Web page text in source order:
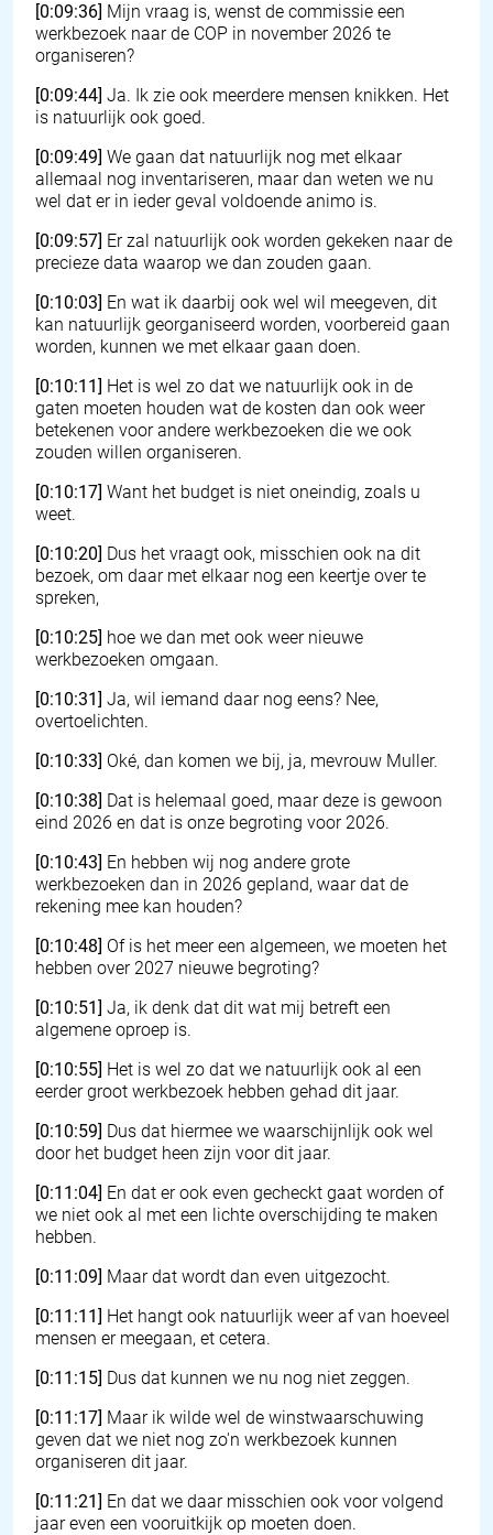
[0:09:36] Mijn vraag is, wenst de commissie een
werkbezoek naar de COP in november 2026 te
organiseren?
[0:09:44] Ja. Ik zie ook meerdere mensen knikken. Het
is natuurlijk ook goed.
[0:09:49] We gaan dat natuurlijk nog met elkaar
allemaal nog inventariseren, maar dan weten we nu
wel dat er in ieder geval voldoende animo is.
[0:09:57] Er zal natuurlijk ook worden gekeken naar de
precieze data waarop we dan zouden gaan.
[0:10:03] En wat ik daarbij ook wel wil meegeven, dit
kan natuurlijk georganiseerd worden, voorbereid gaan
worden, kunnen we met elkaar gaan doen.
[0:10:11] Het is wel zo dat we natuurlijk ook in de
gaten moeten houden wat de kosten dan ook weer
betekenen voor andere werkbezoeken die we ook
zouden willen organiseren.
[0:10:17] Want het budget is niet oneindig, zoals u
weet.
[0:10:20] Dus het vraagt ook, misschien ook na dit
bezoek, om daar met elkaar nog een keertje over te
spreken,
[0:10:25] hoe we dan met ook weer nieuwe
werkbezoeken omgaan.
[0:10:31] Ja, wil iemand daar nog eens? Nee,
overtoelichten.
[0:10:33] Oké, dan komen we bij, ja, mevrouw Muller.
[0:10:38] Dat is helemaal goed, maar deze is gewoon
eind 2026 en dat is onze begroting voor 2026.
[0:10:43] En hebben wij nog andere grote
werkbezoeken dan in 2026 gepland, waar dat de
rekening mee kan houden?
[0:10:48] Of is het meer een algemeen, we moeten het
hebben over 2027 nieuwe begroting?
[0:10:51] Ja, ik denk dat dit wat mij betreft een
algemene oproep is.
[0:10:55] Het is wel zo dat we natuurlijk ook al een
eerder groot werkbezoek hebben gehad dit jaar.
[0:10:59] Dus dat hiermee we waarschijnlijk ook wel
door het budget heen zijn voor dit jaar.
[0:11:04] En dat er ook even gecheckt gaat worden of
we niet ook al met een lichte overschijding te maken
hebben.
[0:11:09] Maar dat wordt dan even uitgezocht.
[0:11:11] Het hangt ook natuurlijk weer af van hoeveel
mensen er meegaan, et cetera.
[0:11:15] Dus dat kunnen we nu nog niet zeggen.
[0:11:17] Maar ik wilde wel de winstwaarschuwing
geven dat we niet nog zo'n werkbezoek kunnen
organiseren dit jaar.
[0:11:21] En dat we daar misschien ook voor volgend
jaar even een vooruitkijk op moeten doen.